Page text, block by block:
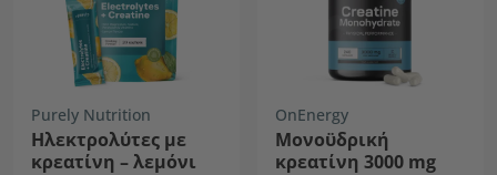
Purely Nutrition
Ηλεκτρολύτες με
κρεατίνη – λεμόνι
OnEnergy
Μονοϋδρική
κρεατίνη 3000 mg